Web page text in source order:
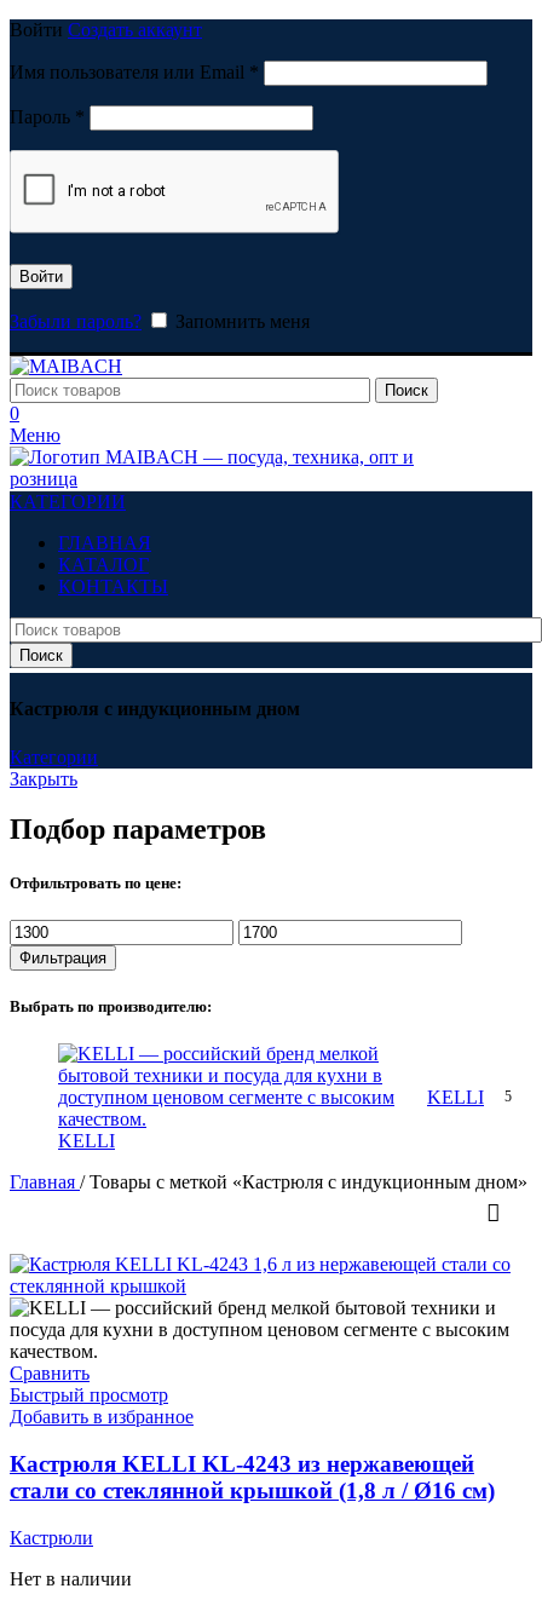
Войти Создать аккаунт
Имя пользователя или Email *
Пароль *
Войти
Забыли пароль? Запомнить меня
Поиск
0
Меню
КАТЕГОРИИ
ГЛАВНАЯ
КАТАЛОГ
КОНТАКТЫ
Поиск
Кастрюля с индукционным дном
Категории
Закрыть
Подбор параметров
Отфильтровать по цене:
Минимальная
цена
Максимальная
цена
Фильтрация
Выбрать по производителю:
KELLI
KELLI 5
Главная / Товары с меткой «Кастрюля с индукционным дном»
В продаже(0)
Текстовый поиск
Категории товаров
Категории товаров
Товар Цвет
Белый(2)
Серебряный(0)
Синий
Чёрный
Сравнить
Быстрый просмотр
Добавить в избранное
Кастрюля KELLI KL-4243 из нержавеющей
стали со стеклянной крышкой (1,8 л / Ø16 см)
Кастрюли
Нет в наличии